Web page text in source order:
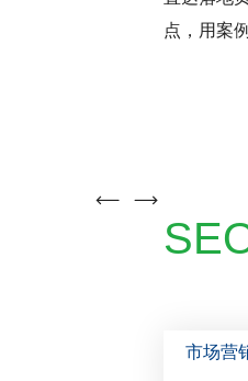
点，用案
( 推荐指数5颗星 )
市场营